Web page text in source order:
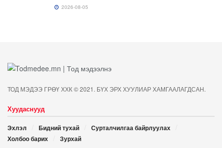
2026-08-05
ТОД МЭДЭЭ ГРӨҮ ХХК © 2021. БҮХ ЭРХ ХУУЛИАР ХАМГААЛАГДСАН.
Хуудаснууд
Эхлэл Бидний тухай
Сурталчилгаа байрлуулах
Холбоо барих
Зурхай